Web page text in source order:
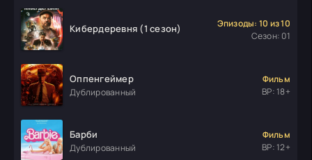
Кибердеревня (1 сезон)
Эпизоды: 10 из 10
Сезон: 01
Оппенгеймер
Дублированный
Фильм
ВР: 18+
Барби
Дублированный
Фильм
ВР: 12+